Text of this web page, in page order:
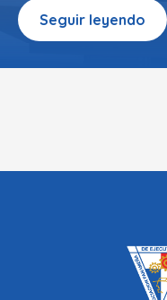
Seguir leyendo